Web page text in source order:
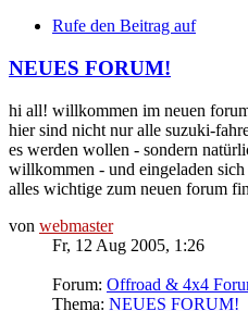
Rufe den Beitrag auf
NEUES FORUM!
hi all! willkommen im neuen
hier sind nicht nur alle suzuki-
es werden wollen - sondern
willkommen - und eingeladen
alles wichtige zum neuen forum
von webmaster
Fr, 12 Aug 2005, 1:26
Forum: Offroad & 4x4
Thema: NEUES FORUM!